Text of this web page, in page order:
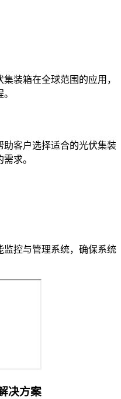
装箱在全球范围的应用，
客户选择适合的光伏集装
求。
监控与管理系统，确保系统
决方案